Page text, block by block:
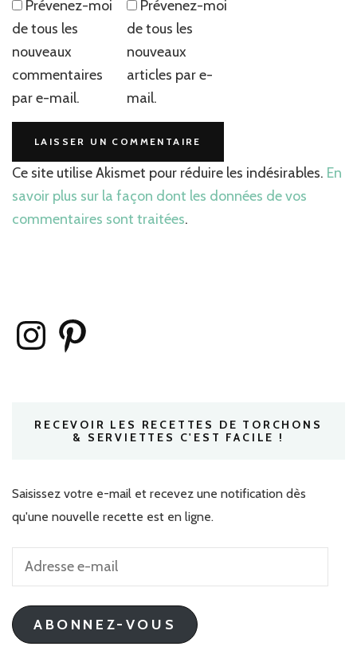
Prévenez-moi
de tous les
nouveaux
commentaires
par e-mail.
Prévenez-moi
de tous les
nouveaux
articles par e-
mail.
Ce site utilise Akismet pour réduire les indésirables. En
savoir plus sur la façon dont les données de vos
commentaires sont traitées.
InstagramPinterest
RECEVOIR LES RECETTES DE TORCHONS
& SERVIETTES C'EST FACILE !
Saisissez votre e-mail et recevez une notification dès
qu'une nouvelle recette est en ligne.
Adresse
mail
ABONNEZ-VOUS